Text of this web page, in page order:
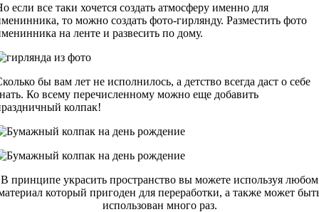
если все таки хочется создать атмосферу именно для
то можно создать фото-гирлянду. Разместить фото
на ленте и развесить по дому.
бы вам лет не исполнилось, а детство всегда даст о себе
Ко всему перечисленному можно еще добавить
колпак!
В принципе украсить пространство вы можете используя любом
который пригоден для переработки, а также может
использован много раз.